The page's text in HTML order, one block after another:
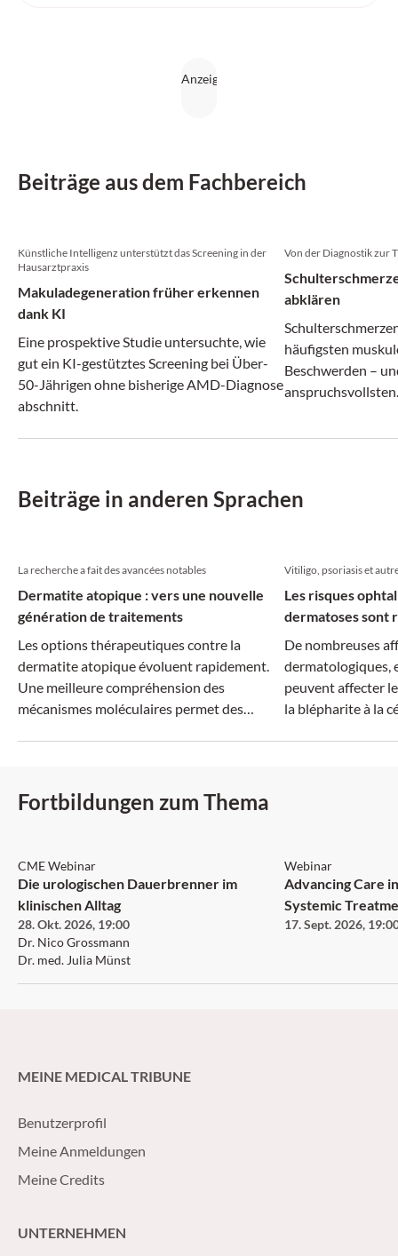
Beiträge aus dem Fachbereich
Künstliche Intelligenz unterstützt das Screening in der
Hausarztpraxis
Makuladegeneration früher erkennen
dank KI
Eine prospektive Studie untersuchte, wie
gut ein KI-gestütztes Screening bei Über-
50-Jährigen ohne bisherige AMD-Diagnose
abschnitt.
Von der Diagnostik zur
abklären
häufigsten
Beschwerden –
Beiträge in anderen Sprachen
La recherche a fait des avancées notables
Dermatite atopique : vers une nouvelle
génération de traitements
Les options thérapeutiques contre la
dermatite atopique évoluent rapidement.
Une meilleure compréhension des
mécanismes moléculaires permet des
Vitiligo, psoriasis et
Les risques
dermatoses sont
De nombreuses
dermatologiques,
peuvent affecter
la blépharite à la
Fortbildungen zum Thema
CME Webinar
Die urologischen Dauerbrenner im
klinischen Alltag
28. Okt. 2026, 19:00
Dr. Nico Grossmann
Dr. med. Julia Münst
Webinar
Advancing Care
Systemic
17. Sept. 2026,
MEINE MEDICAL TRIBUNE
Benutzerprofil
Meine Anmeldungen
Meine Credits
UNTERNEHMEN